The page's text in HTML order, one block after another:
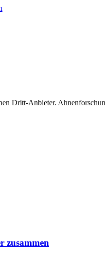
Dritt-Anbieter.
zusammen